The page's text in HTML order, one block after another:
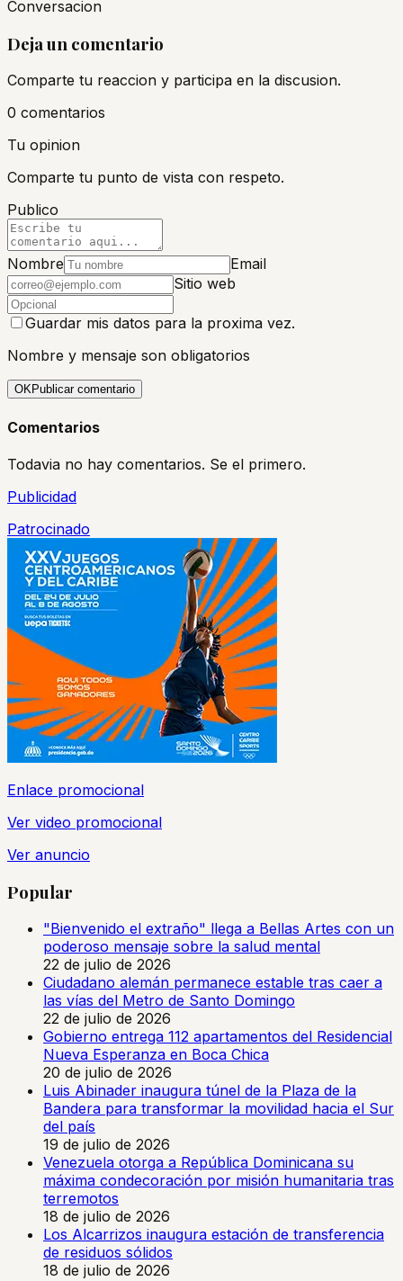
Conversacion
Deja un comentario
Comparte tu reaccion y participa en la discusion.
0 comentarios
Tu opinion
Comparte tu punto de vista con respeto.
Publico
Nombre
Email
Sitio web
Guardar mis datos para la proxima vez.
Nombre y mensaje son obligatorios
OKPublicar comentario
Comentarios
Todavia no hay comentarios. Se el primero.
Publicidad
Patrocinado
Enlace promocional
Ver video promocional
Ver anuncio
Popular
"Bienvenido el extraño" llega a Bellas Artes con un
poderoso mensaje sobre la salud mental
22 de julio de 2026
Ciudadano alemán permanece estable tras caer a
las vías del Metro de Santo Domingo
22 de julio de 2026
Gobierno entrega 112 apartamentos del Residencial
Nueva Esperanza en Boca Chica
20 de julio de 2026
Luis Abinader inaugura túnel de la Plaza de la
Bandera para transformar la movilidad hacia el Sur
del país
19 de julio de 2026
Venezuela otorga a República Dominicana su
máxima condecoración por misión humanitaria tras
terremotos
18 de julio de 2026
Los Alcarrizos inaugura estación de transferencia
de residuos sólidos
18 de julio de 2026